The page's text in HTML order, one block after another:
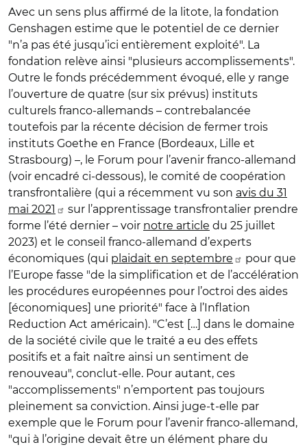
Avec un sens plus affirmé de la litote, la fondation
Genshagen estime que le potentiel de ce dernier
"n’a pas été jusqu’ici entièrement exploité". La
fondation relève ainsi "plusieurs accomplissements".
Outre le fonds précédemment évoqué, elle y range
l’ouverture de quatre (sur six prévus) instituts
culturels franco-allemands – contrebalancée
toutefois par la récente décision de fermer trois
instituts Goethe en France (Bordeaux, Lille et
Strasbourg) –, le Forum pour l’avenir franco-allemand
(voir encadré ci-dessous), le comité de coopération
transfrontalière (qui a récemment vu son avis du 31
mai 2021
sur l’apprentissage transfrontalier prendre
forme l’été dernier – voir notre article du 25 juillet
2023) et le conseil franco-allemand d’experts
économiques (qui plaidait en septembre
pour que
l’Europe fasse "de la simplification et de l’accélération
les procédures européennes pour l’octroi des aides
[économiques] une priorité" face à l’Inflation
Reduction Act américain). "C’est […] dans le domaine
de la société civile que le traité a eu des effets
positifs et a fait naître ainsi un sentiment de
renouveau", conclut-elle. Pour autant, ces
"accomplissements" n’emportent pas toujours
pleinement sa conviction. Ainsi juge-t-elle par
exemple que le Forum pour l’avenir franco-allemand,
"qui à l’origine devait être un élément phare du